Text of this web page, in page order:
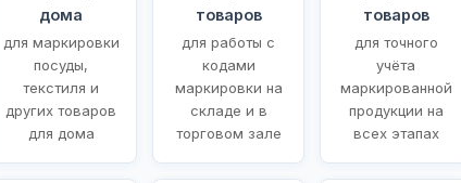
дома
для маркировки
посуды,
текстиля и
других товаров
для дома
товаров
для работы с
кодами
маркировки на
складе и в
торговом зале
товаров
для точного
учёта
маркированной
продукции на
всех этапах